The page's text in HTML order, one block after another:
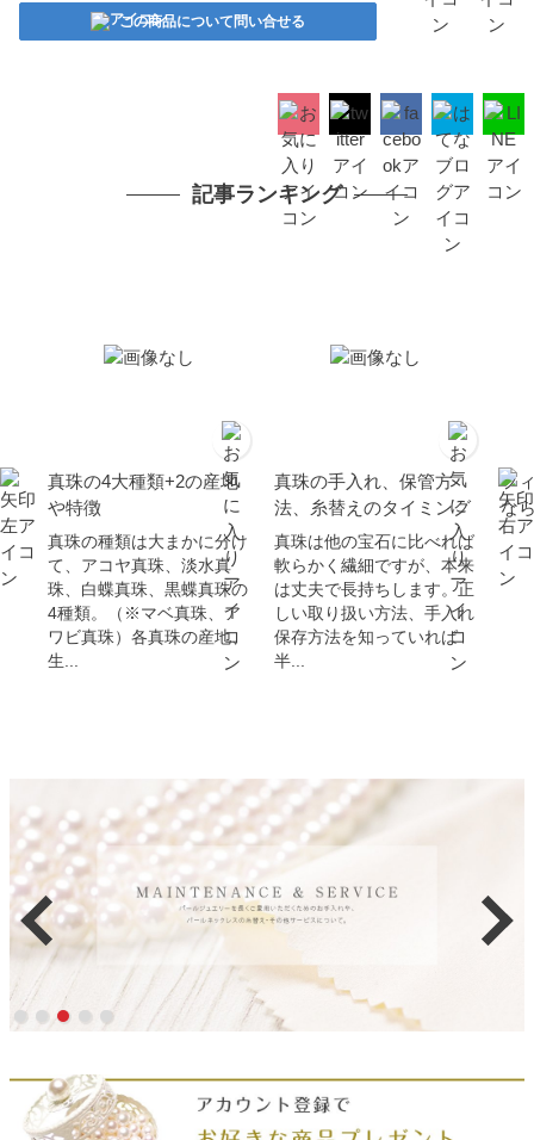
この商品について問い合せる
記事ランキング
真珠の4大種類+2の産地
や特徴
真珠の種類は大まかに分け
て、アコヤ真珠、淡水真
珠、白蝶真珠、黒蝶真珠の
4種類。（※マベ真珠、ア
ワビ真珠）各真珠の産地、
生...
真珠の手入れ、保管方
法、糸替えのタイミング
真珠は他の宝石に比べれば
軟らかく繊細ですが、本来
は丈夫で長持ちします。正
しい取り扱い方法、手入れ
保存方法を知っていれば
半...
フ
な